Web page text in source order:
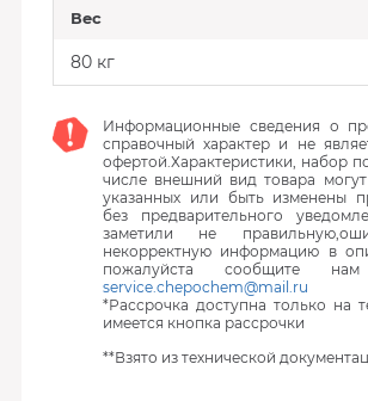
Вес
80 кг
Информационные сведения о
справочный характер и не
офертой.Характеристики, набор
числе внешний вид товара могут
указанных или быть изменены
без предварительного
заметили не
некорректную информацию в
пожалуйста сообщите
service.chepochem@mail.ru
*Рассрочка доступна только на
имеется кнопка рассрочки
**Взято из технической